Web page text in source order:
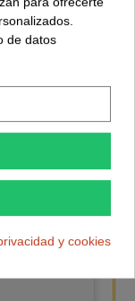
de datos
y cookies